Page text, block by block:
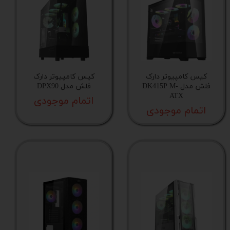
پشتیبانی از فن در قسمت جلوی کیس
سینی درایو 3.5 اینچ
جایگاه فن در پایین کیس
اسلات توسعه افقی
کیس کامپیوتر دارک
فلش مدل DK415P M-
ATX
اتمام موجودی
کیس کامپیوتر دارک
فلش مدل DPX90
اتمام موجودی